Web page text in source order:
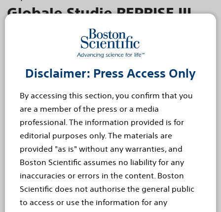
Disclaimer: Press Access Only
By accessing this section, you confirm that you
are a member of the press or a media
professional. The information provided is for
editorial purposes only. The materials are
provided "as is" without any warranties, and
Boston Scientific assumes no liability for any
inaccuracies or errors in the content. Boston
Scientific does not authorise the general public
to access or use the information for any
Globale Studie REPRISE III
zeigt nach einem Jahr
Überlegenheit des
Klappensystems LOTUS™
von Boston Scientific
gegenüber CoreValve®
Boston Scientific hat heute in Paris im Rahmen
des jährlichen EuroPCR-Programms die positiven
Daten der klinischen Studie REPRISE III präsentiert.
Die Daten zum LOTUS™-Klappensystem,
einem... Read more